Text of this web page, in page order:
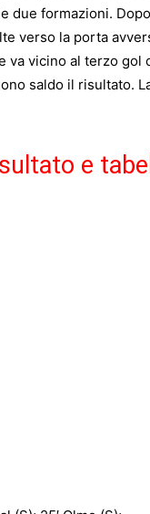
due formazioni.
verso la porta
va vicino al terzo
saldo il risultato.
e